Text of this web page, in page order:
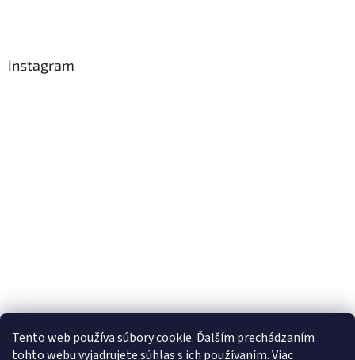
Tento web používa súbory cookie. Ďalším prechádzaním
tohto webu vyjadrujete súhlas s ich používaním. Viac
Instagram
Sledovať na Instagrame